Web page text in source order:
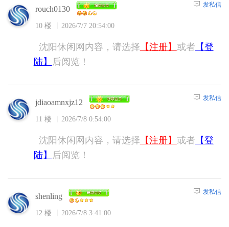
rouch0130
10 楼 2026/7/7 20:54:00
发私信
沈阳休闲网内容，请选择 【注册】 或者 【登
陆】
后阅览！
jdiaoamnxjz12
11 楼 2026/7/8 0:54:00
发私信
沈阳休闲网内容，请选择 【注册】 或者 【登
陆】
后阅览！
shenling
12 楼 2026/7/8 3:41:00
发私信